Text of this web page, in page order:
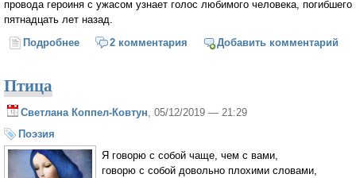
провода героиня с ужасом узнает голос любимого человека, погибшего
пятнадцать лет назад.
Подробнее о Матрешкино счастье
2 комментария Добавить комментарий
Птица
Светлана Коппел-Ковтун, 05/12/2019 — 21:29
Поэзия
Я говорю с собой чаще, чем с вами,
говорю с собой довольно плохими словами,